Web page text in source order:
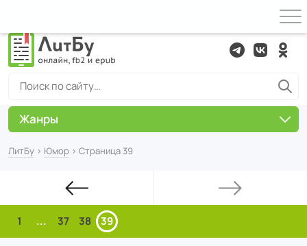
ЛитБу › Юмор › Страница 39
1 ... 37 38 39
Жанры